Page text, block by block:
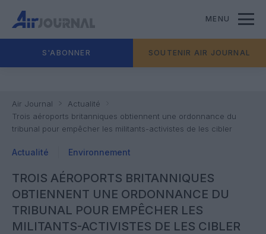
MENU
S'ABONNER SOUTENIR AIR JOURNAL
Air Journal
Actualité
Trois aéroports britanniques obtiennent une ordonnance du
tribunal pour empêcher les militants-activistes de les cibler
Actualité Environnement
TROIS AÉROPORTS BRITANNIQUES
OBTIENNENT UNE ORDONNANCE DU
TRIBUNAL POUR EMPÊCHER LES
MILITANTS-ACTIVISTES DE LES CIBLER